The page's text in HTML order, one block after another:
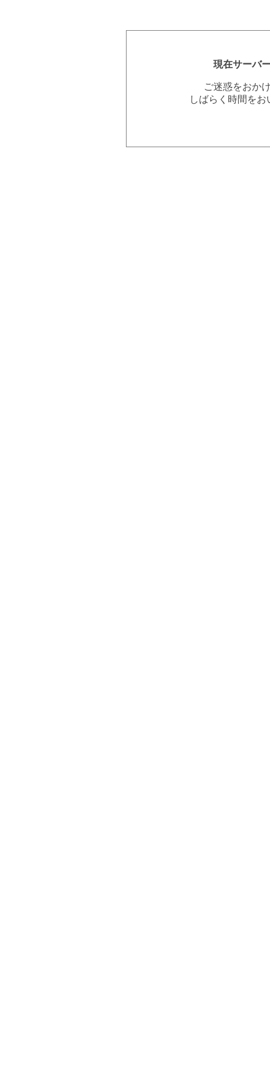
現在サーバ
ご迷惑をおか
しばらく時間を